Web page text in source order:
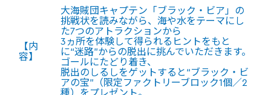
【内
容】
大海賊団キャプテン「ブラック・ビア」の
挑戦状を読みながら、海や水をテーマにし
た7つのアトラクションから
3ヵ所を体験して得られるヒントをもと
に“迷路”からの脱出に挑んでいただきます。
ゴールにたどり着き、
脱出のしるしをゲットすると“ブラック・ビ
アの宝”（限定ファクトリーブロック1個／2